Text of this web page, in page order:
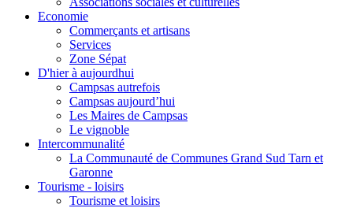
Economie
Commerçants et artisans
Services
Zone Sépat
D'hier à aujourdhui
Campsas autrefois
Campsas aujourd’hui
Les Maires de Campsas
Le vignoble
Intercommunalité
La Communauté de Communes Grand Sud Tarn et
Garonne
Tourisme - loisirs
Tourisme et loisirs